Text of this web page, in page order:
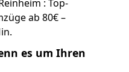
: Top-
ab 80€ –
es um Ihren